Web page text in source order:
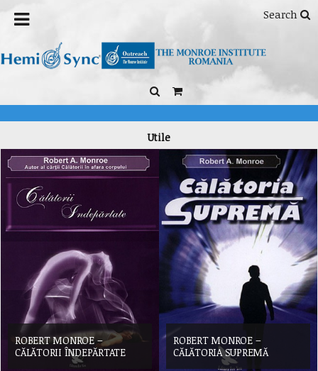
Search
Utile
MONROE –
ÎNDEPĂRTATE
ROBERT MONROE –
CĂLĂTORIA SUPREMĂ